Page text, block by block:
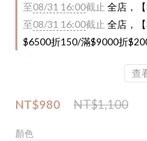
至08/31 16:00截止 全店，
至08/31 16:00截止 全店，
$6500折150/滿$9000折$200
查
NT$1,100
NT$980
顏色